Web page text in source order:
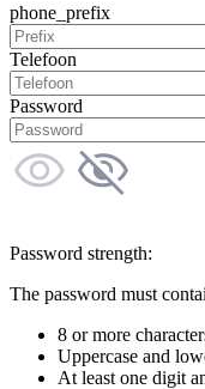
phone_prefix
Telefoon
Password
Password strength:
The password must
8 or more
Uppercase and
At least one digit